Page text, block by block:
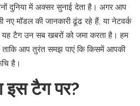
दुनिया में अक्सर सुनाई देता है। अगर आप
नए मॉडल की जानकारी ढूंढ रहे हैं, या नेटवर्क
टैग उन सब खबरों को जमा करता है। हम
ताकि आप तुरंत समझ पाएं कि किसमें आपकी
है।
इस टैग पर?